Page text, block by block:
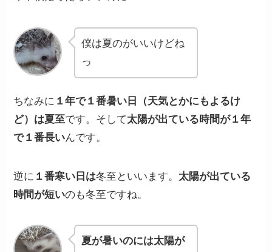
僕は夏のがいいけどね
っ
ちなみに １年で１番暑い日（天気とかにもよるけ
ど）は夏至です。そして太陽が出ている時間が１年
で１番長いんです。
逆に １番寒い日は冬至 といいます。 太陽が出ている
時間が短いのも冬至ですね。
夏が暑いのには太陽が